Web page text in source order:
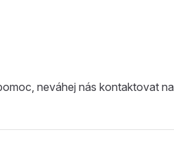
neváhej nás kontaktovat na